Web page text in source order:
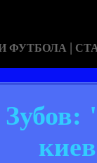
ФУТБОЛА |